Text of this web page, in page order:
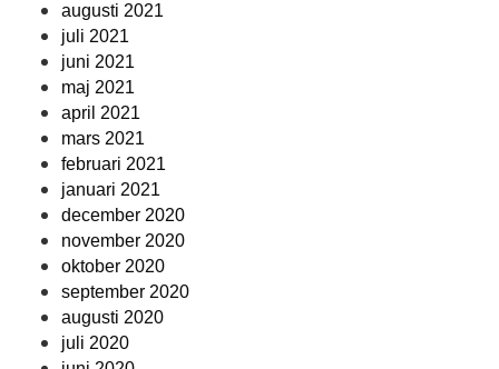
augusti 2021
juli 2021
juni 2021
maj 2021
april 2021
mars 2021
februari 2021
januari 2021
december 2020
november 2020
oktober 2020
september 2020
augusti 2020
juli 2020